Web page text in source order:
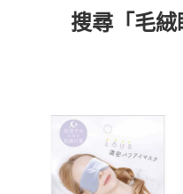
搜尋「毛